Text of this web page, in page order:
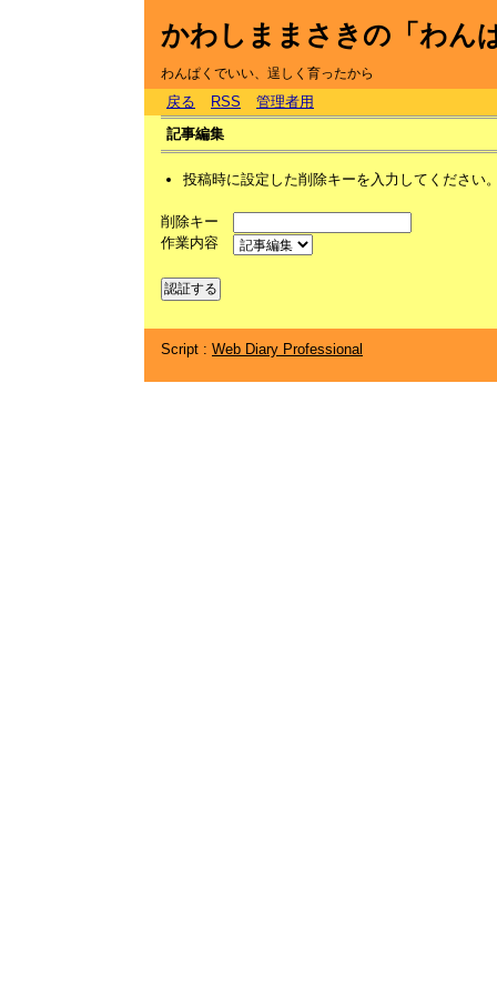
かわしままさきの「わん
わんぱくでいい、逞しく育ったから
戻る RSS
管理者用
記事編集
投稿時に設定した削除キーを入力してください
削除キー
作業内容
Script : Web Diary Professional